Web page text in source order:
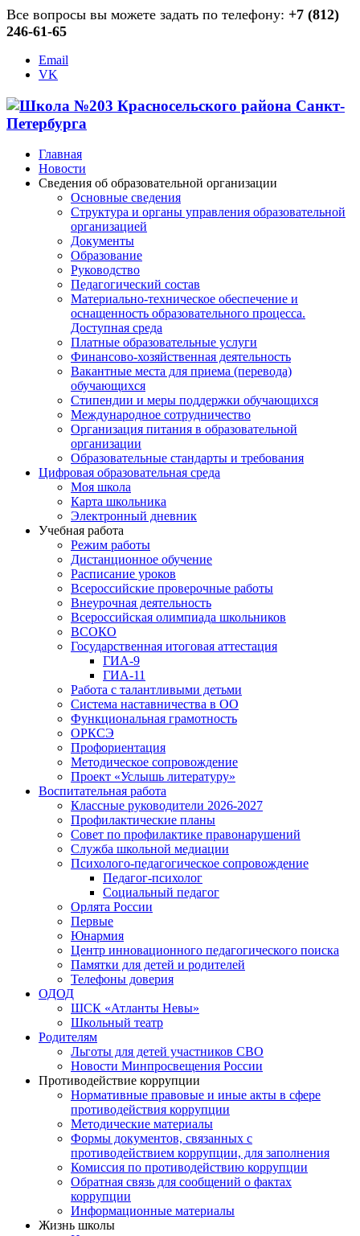
Все вопросы вы можете задать по телефону: +7 (812)
246-61-65
Email
VK
Главная
Новости
Сведения об образовательной организации
Основные сведения
Структура и органы управления образовательной
организацией
Документы
Образование
Руководство
Педагогический состав
Материально-техническое обеспечение и
оснащенность образовательного процесса.
Доступная среда
Платные образовательные услуги
Финансово-хозяйственная деятельность
Вакантные места для приема (перевода)
обучающихся
Стипендии и меры поддержки обучающихся
Международное сотрудничество
Организация питания в образовательной
организации
Образовательные стандарты и требования
Цифровая образовательная среда
Моя школа
Карта школьника
Электронный дневник
Учебная работа
Режим работы
Дистанционное обучение
Расписание уроков
Всероссийские проверочные работы
Внеурочная деятельность
Всероссийская олимпиада школьников
ВСОКО
Государственная итоговая аттестация
ГИА-9
ГИА-11
Работа с талантливыми детьми
Система наставничества в ОО
Функциональная грамотность
ОРКСЭ
Профориентация
Методическое сопровождение
Проект «Услышь литературу»
Воспитательная работа
Классные руководители 2026-2027
Профилактические планы
Совет по профилактике правонарушений
Служба школьной медиации
Психолого-педагогическое сопровождение
Педагог-психолог
Социальный педагог
Орлята России
Первые
Юнармия
Центр инновационного педагогического поиска
Памятки для детей и родителей
Телефоны доверия
ОДОД
ШСК «Атланты Невы»
Школьный театр
Родителям
Льготы для детей участников СВО
Новости Минпросвещения России
Противодействие коррупции
Нормативные правовые и иные акты в сфере
противодействия коррупции
Методические материалы
Формы документов, связанных с
противодействием коррупции, для заполнения
Комиссия по противодействию коррупции
Обратная связь для сообщений о фактах
коррупции
Информационные материалы
Жизнь школы